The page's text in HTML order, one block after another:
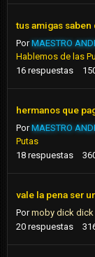
tus amigas saben
PorMAESTRO
Hablemos de las
16 respuestas
hermanos que
PorMAESTRO
Putas
18 respuestas
vale la pena ser
Pormoby dick dick
20 respuestas